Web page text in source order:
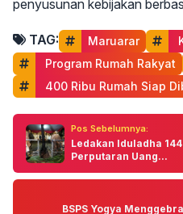
penyusunan kebijakan
TAG: Maruarar
Program Rumah Rakyat
400 Ribu Rumah Siap
Pos Sebelumnya:
Ledakan Iduladha
Perputaran Uang...
BSPS Yogya